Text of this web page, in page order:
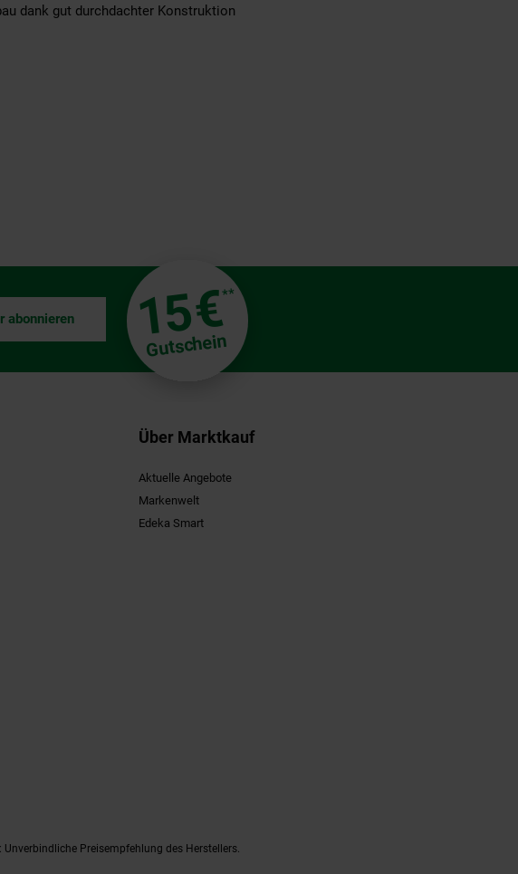
dank gut durchdachter Konstruktion
15€**
Gutschein
abonnieren
Über Marktkauf
Aktuelle Angebote
Markenwelt
Edeka Smart
Preisempfehlung des Herstellers.